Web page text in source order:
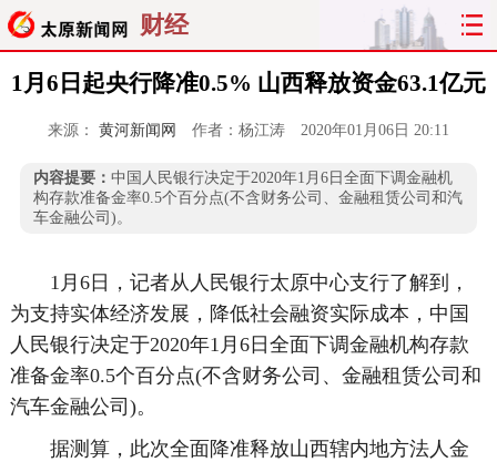
财经
1月6日起央行降准0.5% 山西释放资金63.1亿元
来源： 黄河新闻网 作者：杨江涛 2020年01月06日 20:11
内容提要：中国人民银行决定于2020年1月6日全面下调金融机
构存款准备金率0.5个百分点(不含财务公司、金融租赁公司和汽
车金融公司)。
1月6日，记者从人民银行太原中心支行了解到，
为支持实体经济发展，降低社会融资实际成本，中国
人民银行决定于2020年1月6日全面下调金融机构存款
准备金率0.5个百分点(不含财务公司、金融租赁公司和
汽车金融公司)。
据测算，此次全面降准释放山西辖内地方法人金